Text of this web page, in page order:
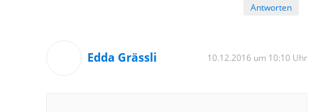
Antworten
Edda Grässli 10.12.2016 um 10:10 Uhr